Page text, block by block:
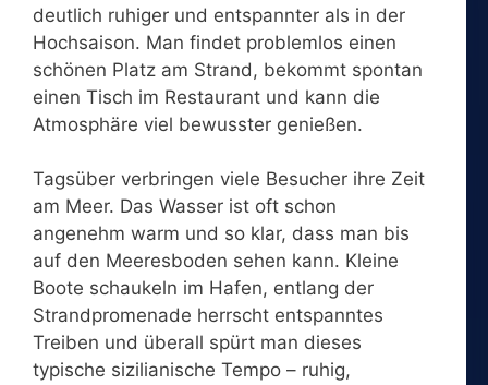
deutlich ruhiger und entspannter als in der
Hochsaison. Man findet problemlos einen
schönen Platz am Strand, bekommt spontan
einen Tisch im Restaurant und kann die
Atmosphäre viel bewusster genießen.
Tagsüber verbringen viele Besucher ihre Zeit
am Meer. Das Wasser ist oft schon
angenehm warm und so klar, dass man bis
auf den Meeresboden sehen kann. Kleine
Boote schaukeln im Hafen, entlang der
Strandpromenade herrscht entspanntes
Treiben und überall spürt man dieses
typische sizilianische Tempo – ruhig,